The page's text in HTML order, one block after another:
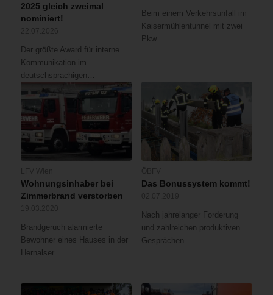
2025 gleich zweimal
nominiert!
Der größte Award für interne
Kommunikation im
deutschsprachigen…
Beim einem Verkehrsunfall im
Kaisermühlentunnel mit zwei
Pkw…
Wohnungsinhaber bei
Zimmerbrand verstorben
Brandgeruch alarmierte
Bewohner eines Hauses in der
Hernalser…
Das Bonussystem kommt!
Nach jahrelanger Forderung
und zahlreichen produktiven
Gesprächen…